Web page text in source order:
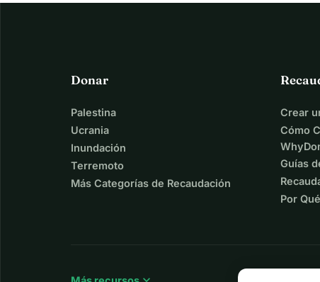
Donar
Palestina
Ucrania
Inundación
Terremoto
Más Categorías de Recaudación
Crear
Cómo
Guías
Por